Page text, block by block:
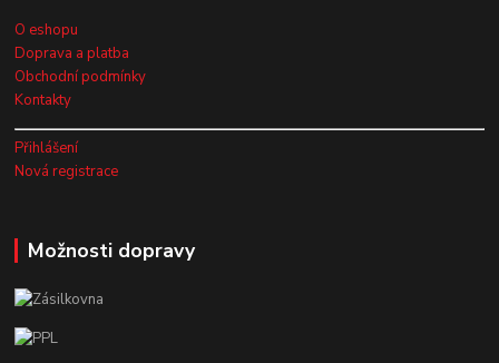
O eshopu
Doprava a platba
Obchodní podmínky
Kontakty
Přihlášení
Nová registrace
Možnosti dopravy